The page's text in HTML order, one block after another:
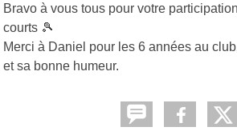
Bravo à vous tous pour votre
courts 🎾
Merci à Daniel pour les 6 années au
et sa bonne humeur.